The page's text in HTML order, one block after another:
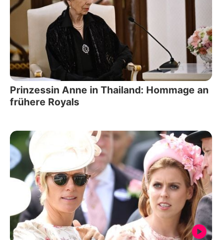
Prinzessin Anne in Thailand: Hommage an
frühere Royals